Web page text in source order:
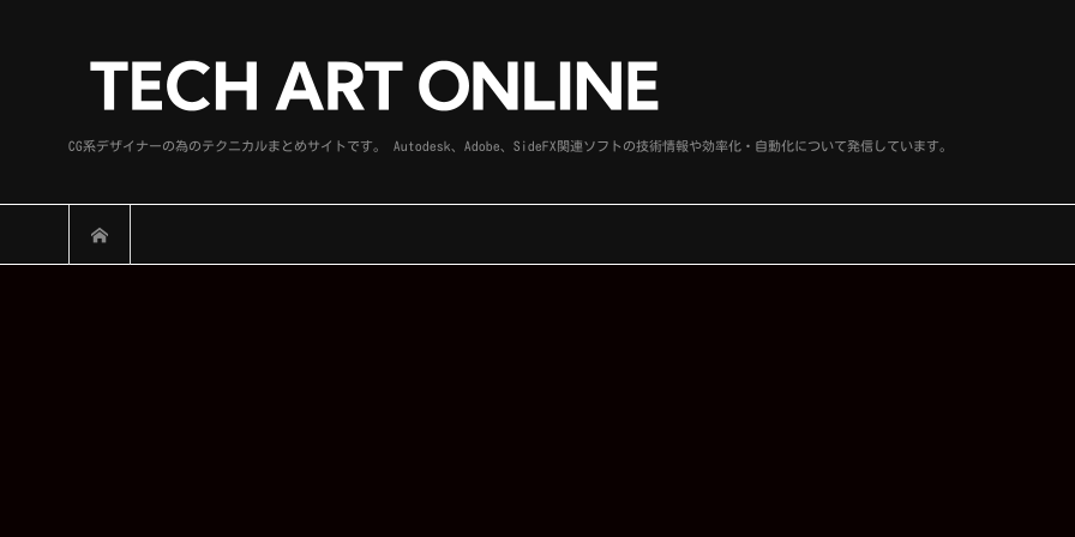
CG系デザイナーの為のテクニカルまとめサイトです。 Autodesk、Adobe、SideFX関連ソフトの技術情報や効率化・自動化について発信しています。